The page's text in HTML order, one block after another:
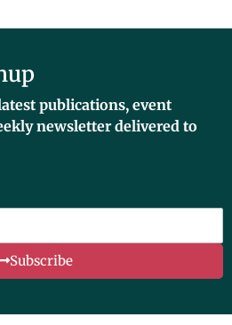
publications, event
newsletter delivered to
Subscribe